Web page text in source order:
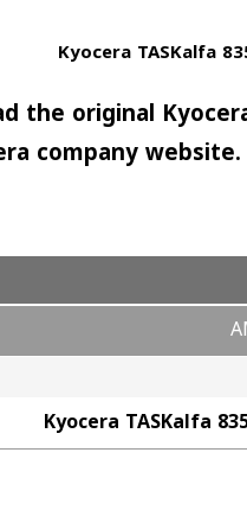
Kyocera TASKalfa
original
company
Kyocera TASKalfa